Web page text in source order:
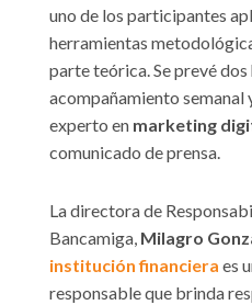
uno de los participantes
herramientas
parte teórica. Se prevé dos
acompañamiento semanal
experto en marketing
comunicado de prensa.
La directora de
Bancamiga, Milagro
institución financiera es
responsable que brinda